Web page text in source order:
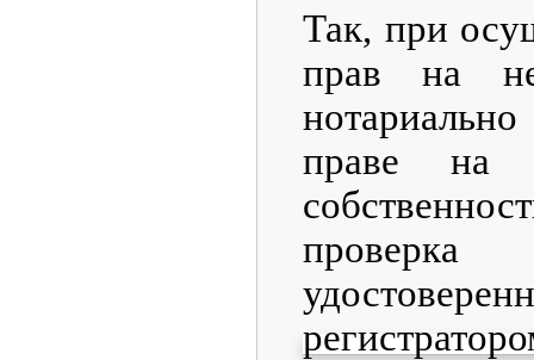
Так, при
прав на
праве на
проверка